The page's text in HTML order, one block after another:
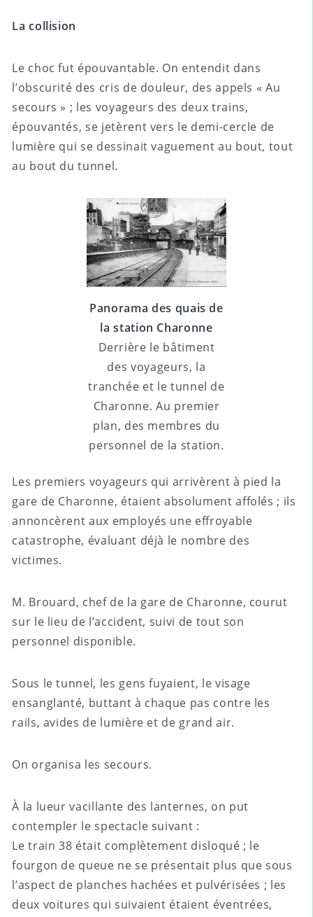
La collision
Le choc fut épouvantable. On entendit dans
l’obscurité des cris de douleur, des appels « Au
secours » ; les voyageurs des deux trains,
épouvantés, se jetèrent vers le demi-cercle de
lumière qui se dessinait vaguement au bout, tout
au bout du tunnel.
Panorama des quais de
la station Charonne
Derrière le bâtiment
des voyageurs, la
tranchée et le tunnel de
Charonne. Au premier
plan, des membres du
personnel de la station.
Les premiers voyageurs qui arrivèrent à pied la
gare de Charonne, étaient absolument affolés ; ils
annoncèrent aux employés une effroyable
catastrophe, évaluant déjà le nombre des
victimes.
M. Brouard, chef de la gare de Charonne, courut
sur le lieu de l’accident, suivi de tout son
personnel disponible.
Sous le tunnel, les gens fuyaient, le visage
ensanglanté, buttant à chaque pas contre les
rails, avides de lumière et de grand air.
On organisa les secours.
À la lueur vacillante des lanternes, on put
contempler le spectacle suivant :
Le train 38 était complètement disloqué ; le
fourgon de queue ne se présentait plus que sous
l’aspect de planches hachées et pulvérisées ; les
deux voitures qui suivaient étaient éventrées,